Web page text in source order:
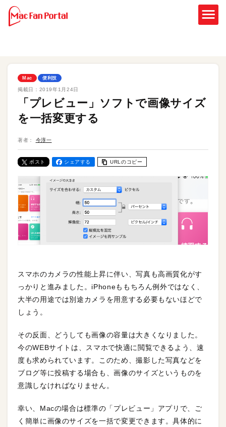
Mac 便利技
掲載日： 2019年1月24日
「プレビュー」ソフトで画像サイズ
を一括変更する
著者： 今淳一
ポスト シェアする URLのコピー
スマホのカメラの性能上昇に伴い、写真も高画質化がす
っかりと進みました。iPhoneももちろん例外ではなく、
大半の用途では別途カメラを用意する必要もないほどで
しょう。
その反面、どうしても画像の容量は大きくなりました。
今のWEBサイトは、スマホで快適に閲覧できるよう、速
度も求められています。このため、撮影した写真などを
ブログ等に投稿する場合も、画像のサイズというものを
意識しなければなりません。
幸い、Macの場合は標準の「プレビュー」アプリで、ご
く簡単に画像のサイズを一括で変更できます。具体的に